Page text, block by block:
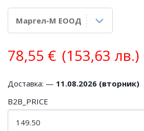
78,55 € (153,63 лв.)
Доставка: — 11.08.2026 (вторник)
B2B_PRICE